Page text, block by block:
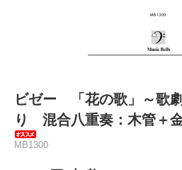
ビゼー 「花の歌」～歌
り 混合八重奏：木管＋金
MB1300